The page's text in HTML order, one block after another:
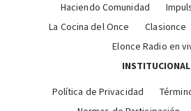
Haciendo Comunidad
La Cocina del Once
Clasionce
Elonce Radio en
INSTITUCIONAL
Política de Privacidad